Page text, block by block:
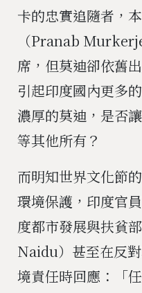
卡的忠實追隨者，
（Pranab
席，但莫迪卻依舊
引起印度國內更多
濃厚的莫迪，是否
等其他所有？
而明知世界文化節
環境保護，印度官
度都市發展與扶貧
Naidu）甚至在反
境責任時回應：「